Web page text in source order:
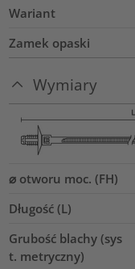
Wariant
Zamek opaski
Wymiary
⌀ otworu moc. (FH)
Długość (L)
Grubość blachy (sys
t. metryczny)